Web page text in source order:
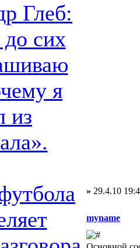
Глеб:
сих
я
из
» 29.4.10
myname